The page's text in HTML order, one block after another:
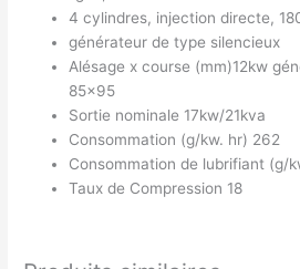
4 cylindres, injection directe,
générateur de type silencieux
Alésage x course (mm)12kw
85×95
Sortie nominale 17kw/21kva
Consommation (g/kw. hr) 262
Consommation de lubrifiant (g/
Taux de Compression 18